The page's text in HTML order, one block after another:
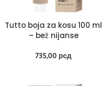
Tutto boja za kosu 100 ml
– bež nijanse
735,00 рсд